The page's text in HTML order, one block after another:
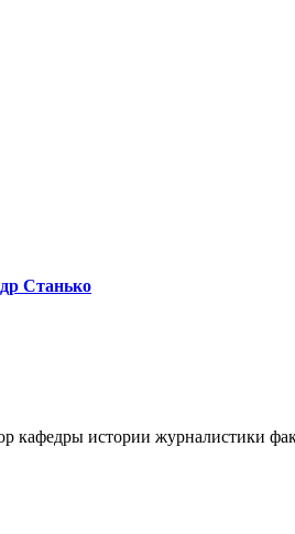
Станько
кафедры истории журналистики